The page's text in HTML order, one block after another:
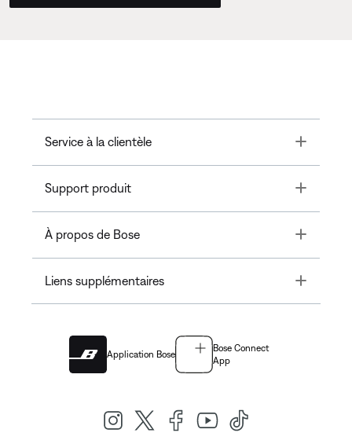
Service à la clientèle Toggle
Support produit Toggle
À propos de Bose Toggle
Liens supplémentaires Toggle
Application Bose
Bose Connect
App